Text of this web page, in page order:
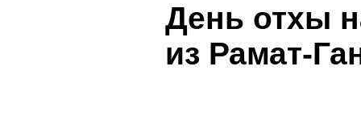
День отхы
из Рамат-